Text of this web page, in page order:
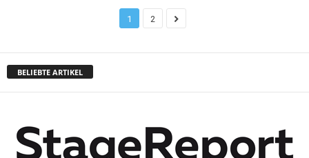
1 2
BELIEBTE ARTIKEL